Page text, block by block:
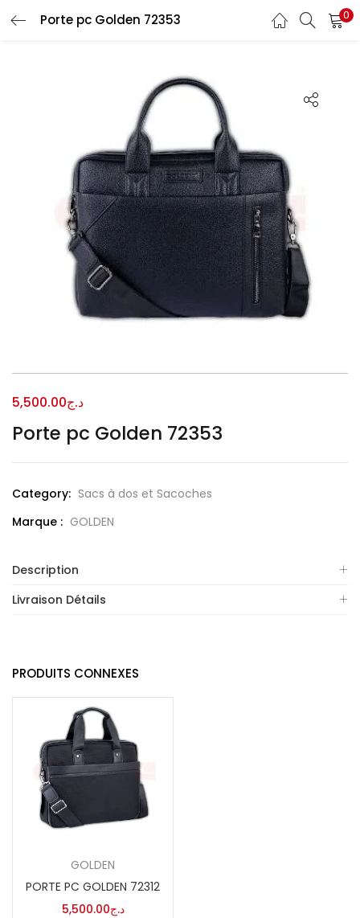
Porte pc Golden 72353 0
Recherche
CONNEXION REGISTRE
Entrez votre nom d'utilisateur et le mot de passe pour vous
Se souvenir de moi
Connexion
Mot de passe perdu?
Porte pc Golden 72353
د.ج5,500.00
Category: Sacs à dos et Sacoches
Marque : GOLDEN
Description
Livraison Détails
PRODUITS CONNEXES
GOLDEN
PORTE PC GOLDEN 72312
د.ج5,500.00